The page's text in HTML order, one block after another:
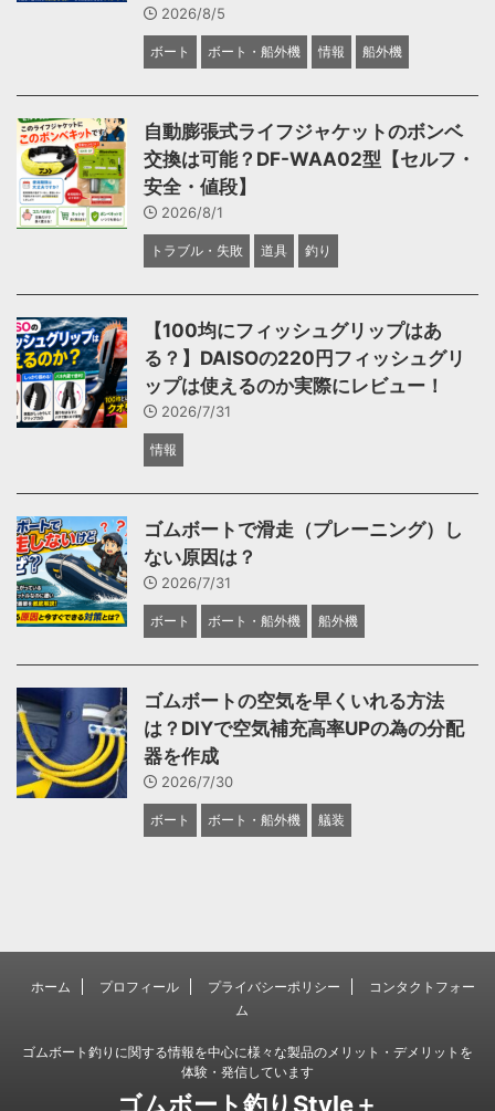
2026/8/5
ボート ボート・船外機 情報 船外機
自動膨張式ライフジャケットのボンベ
交換は可能？DF-WAA02型【セルフ・
安全・値段】
2026/8/1
トラブル・失敗 道具 釣り
【100均にフィッシュグリップはあ
る？】DAISOの220円フィッシュグリ
ップは使えるのか実際にレビュー！
2026/7/31
情報
ゴムボートで滑走（プレーニング）し
ない原因は？
2026/7/31
ボート ボート・船外機 船外機
ゴムボートの空気を早くいれる方法
は？DIYで空気補充高率UPの為の分配
器を作成
2026/7/30
ボート ボート・船外機 艤装
ホーム プロフィール プライバシーポリシー
コンタクトフォー
ム
ゴムボート釣りに関する情報を中心に様々な製品のメリット・デメリットを
体験・発信しています
ゴムボート釣りStyle＋